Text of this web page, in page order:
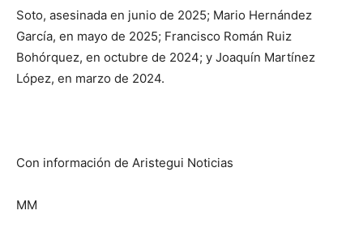
Soto, asesinada en junio de 2025; Mario Hernández
García, en mayo de 2025; Francisco Román Ruiz
Bohórquez, en octubre de 2024; y Joaquín Martínez
López, en marzo de 2024.
Con información de Aristegui Noticias
MM